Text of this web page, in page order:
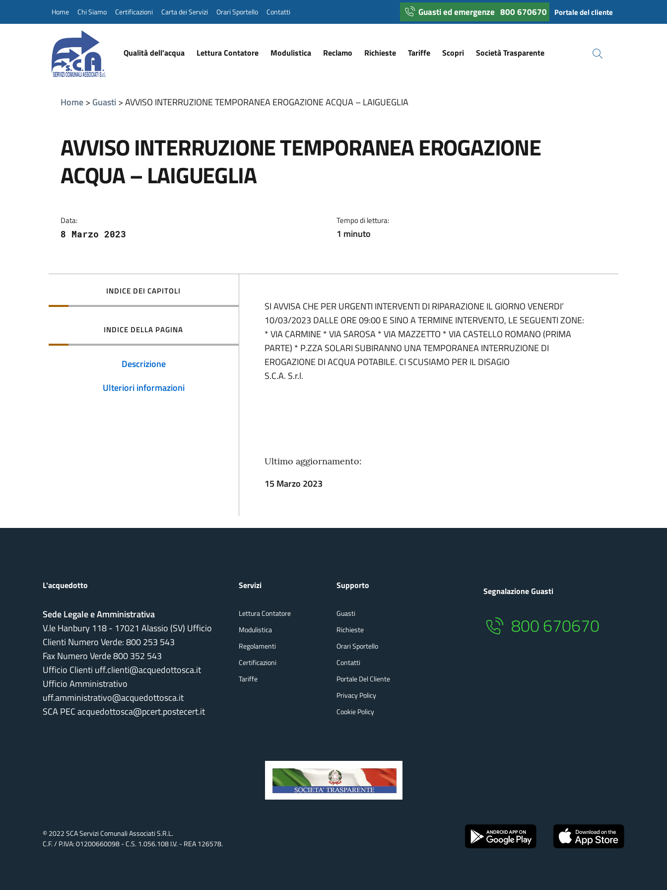
Home Chi Siamo Certificazioni Carta dei Servizi Orari Sportello Contatti Guasti ed emergenze 800 670670 Portale del cliente
Qualità dell’acqua Lettura Contatore Modulistica Reclamo Richieste Tariffe Scopri Società Trasparente
Home Guasti AVVISO INTERRUZIONE TEMPORANEA EROGAZIONE ACQUA – LAIGUEGLIA
AVVISO INTERRUZIONE TEMPORANEA EROGAZIONE
ACQUA – LAIGUEGLIA
Data:
8 Marzo 2023
Tempo di lettura:
1 minuto
INDICE DEI CAPITOLI
INDICE DELLA PAGINA
Descrizione
Ulteriori informazioni
SI AVVISA CHE PER URGENTI INTERVENTI DI RIPARAZIONE IL GIORNO VENERDI’
10/03/2023 DALLE ORE 09:00 E SINO A TERMINE INTERVENTO, LE SEGUENTI ZONE:
* VIA CARMINE * VIA SAROSA * VIA MAZZETTO * VIA CASTELLO ROMANO (PRIMA
PARTE) * P.ZZA SOLARI SUBIRANNO UNA TEMPORANEA INTERRUZIONE DI
EROGAZIONE DI ACQUA POTABILE. CI SCUSIAMO PER IL DISAGIO
S.C.A. S.r.l.
Ultimo aggiornamento:
15 Marzo 2023
L'acquedotto
Sede Legale e Amministrativa
V.le Hanbury 118 - 17021 Alassio (SV) Ufficio
Clienti Numero Verde:800 253 543
Fax Numero Verde 800 352 543
Ufficio Clienti uff.clienti@acquedottosca.it
Ufficio Amministrativo
uff.amministrativo@acquedottosca.it
SCA PEC acquedottosca@pcert.postecert.it
Servizi
Lettura Contatore
Modulistica
Regolamenti
Certificazioni
Tariffe
Supporto
Guasti
Richieste
Orari Sportello
Contatti
Portale Del Cliente
Privacy Policy
Cookie Policy
Segnalazione Guasti
800 670670
© 2022 SCA Servizi Comunali Associati S.r.l.
C.F. / P.IVA: 01200660098 - C.S. 1.056.108 I.v. - REA 126578.